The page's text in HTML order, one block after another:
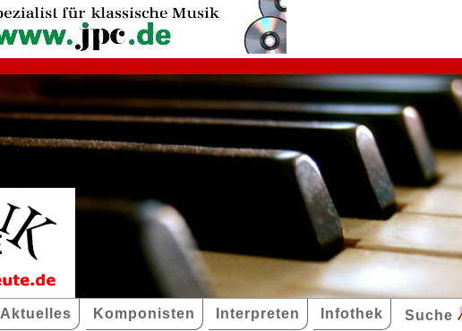
Aktuelles Komponisten Interpreten Infothek Suche